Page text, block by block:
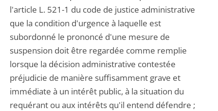
l'article L. 521-1 du code de justice administrative
que la condition d'urgence à laquelle est
subordonné le prononcé d'une mesure de
suspension doit être regardée comme remplie
lorsque la décision administrative contestée
préjudicie de manière suffisamment grave et
immédiate à un intérêt public, à la situation du
requérant ou aux intérêts qu'il entend défendre ;